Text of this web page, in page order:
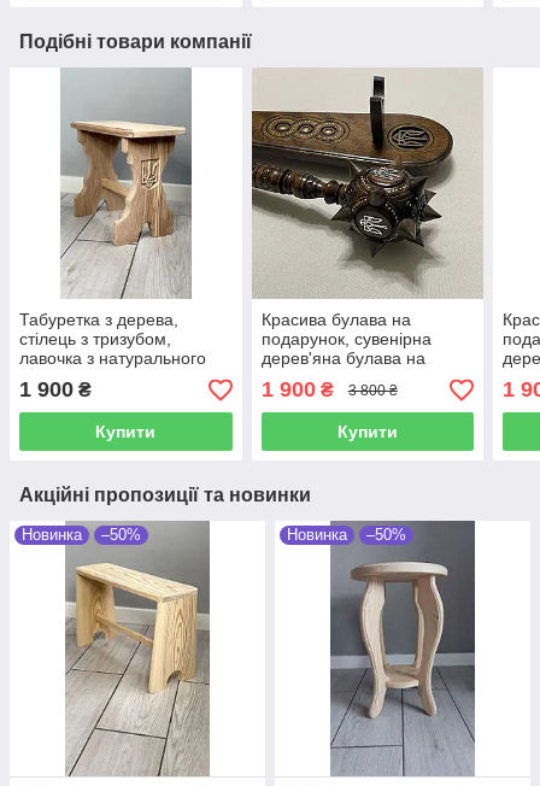
Подібні товари компанії
Табуретка з дерева,
стілець з тризубом,
лавочка з натурального
дерева, висотою 25 см
1 900 ₴
Купити
Красива булава на
подарунок, сувенірна
дерев'яна булава на
підставці з Тризубом
ручного різблення, 50 см
1 900₴ 3 800 ₴
Купити
1
Акційні пропозиції та новинки
Новинка –50% Новинка –50%